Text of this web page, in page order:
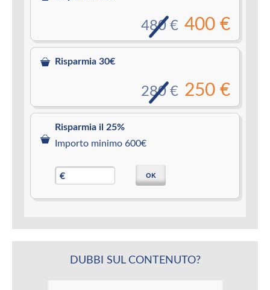
400 €
480 €
Risparmia 30€
250 €
280 €
Risparmia il 25%
Importo minimo 600€
€ OK
DUBBI SUL CONTENUTO?